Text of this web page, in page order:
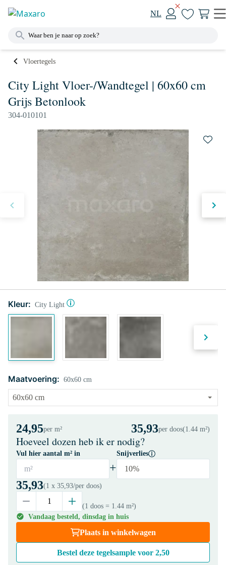
NL
Vloertegels
City Light Vloer-/Wandtegel | 60x60 cm
Grijs Betonlook
304-010101
Kleur: City Light
Maatvoering: 60x60 cm
24,95per m² 35,93per doos(1.44 m²)
Hoeveel dozen heb ik er nodig?
Vul hier aantal m² in
m² +
Snijverlies
10%
35,93(1 x 35,93/per doos)
(1 doos = 1.44 m²)
Vandaag besteld, dinsdag in huis
Plaats in winkelwagen
Bestel deze tegelsample voor 2,50